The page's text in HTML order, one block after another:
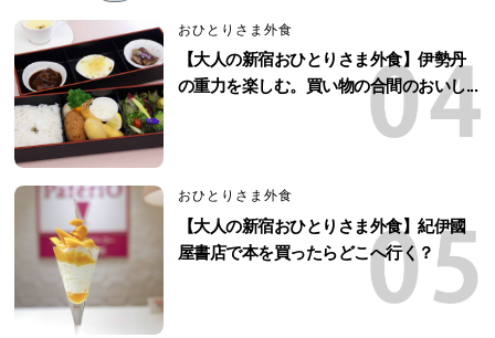
おひとりさま外食
【大人の新宿おひとりさま外食】伊勢丹
の重力を楽しむ。買い物の合間のおいし...
おひとりさま外食
【大人の新宿おひとりさま外食】紀伊國
屋書店で本を買ったらどこへ行く？